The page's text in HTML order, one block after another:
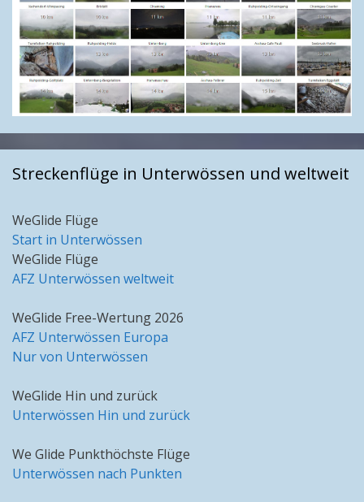
Streckenflüge in Unterwössen und weltweit
WeGlide Flüge
Start in Unterwössen
WeGlide Flüge
AFZ Unterwössen weltweit
WeGlide Free-Wertung 2026
AFZ Unterwössen Europa
Nur von Unterwössen
WeGlide Hin und zurück
Unterwössen Hin und zurück
We Glide Punkthöchste Flüge
Unterwössen nach Punkten